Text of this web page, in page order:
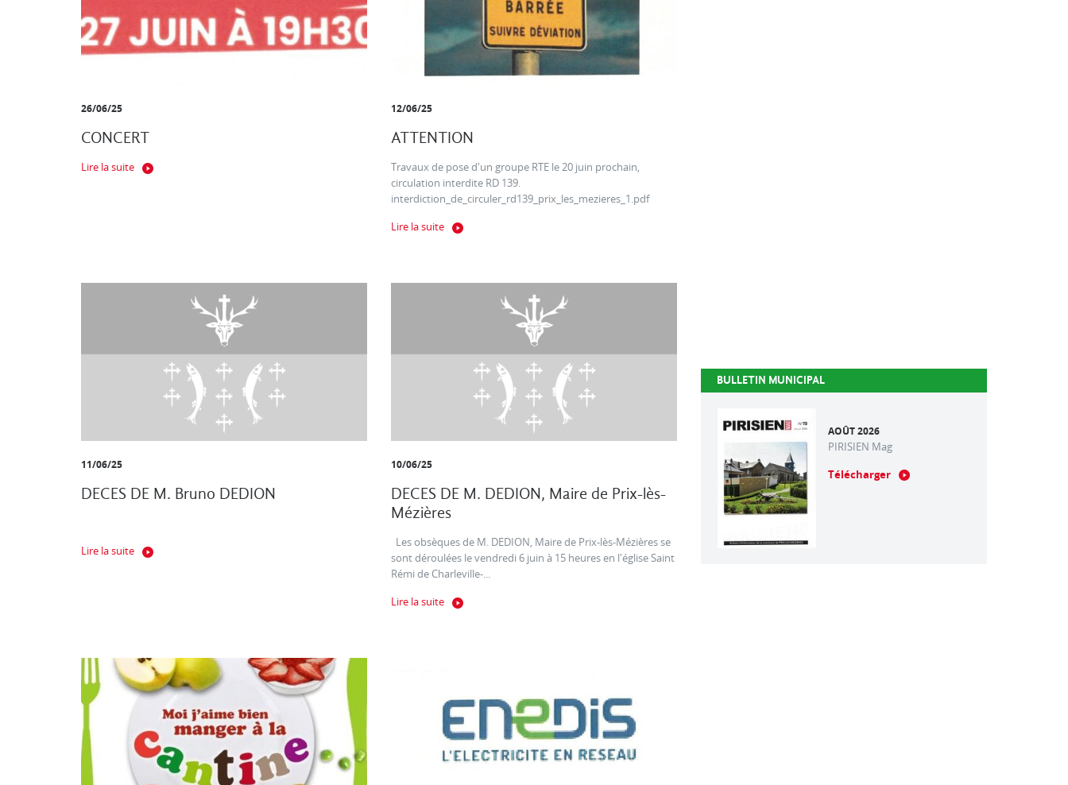
26/06/25
CONCERT
Lire la suite
12/06/25
ATTENTION
Travaux de pose d'un groupe RTE le 20 juin prochain,
circulation interdite RD 139.
interdiction_de_circuler_rd139_prix_les_mezieres_1.pdf
Lire la suite
11/06/25
DECES DE M. Bruno DEDION
Lire la suite
10/06/25
DECES DE M. DEDION, Maire de Prix-lès-
Mézières
Les obsèques de M. DEDION, Maire de Prix-lès-Mézières se
sont déroulées le vendredi 6 juin à 15 heures en l'église Saint
Rémi de Charleville-...
Lire la suite
BULLETIN MUNICIPAL
AOÛT 2026
PIRISIEN Mag
Télécharger